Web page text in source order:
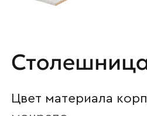
Цвет материала